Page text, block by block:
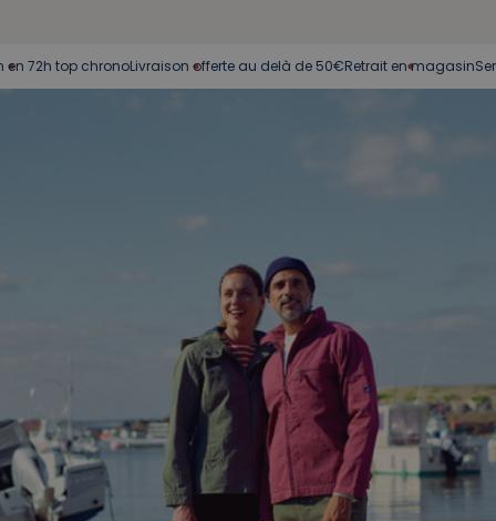
top chrono Livraison offerte au delà de 50€Retrait en magasinService